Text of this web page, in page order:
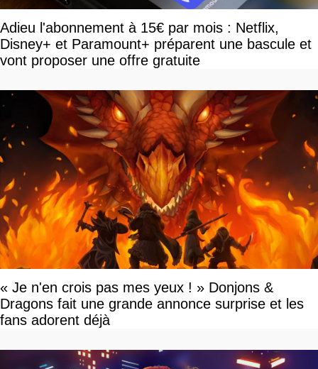
Adieu l'abonnement à 15€ par mois : Netflix,
Disney+ et Paramount+ préparent une bascule et
vont proposer une offre gratuite
« Je n'en crois pas mes yeux ! » Donjons &
Dragons fait une grande annonce surprise et les
fans adorent déjà